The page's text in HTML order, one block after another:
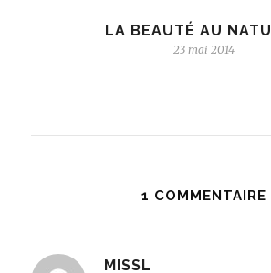
LA BEAUTÉ AU
23 mai 2014
1 COMMENTAIRE
MISSL